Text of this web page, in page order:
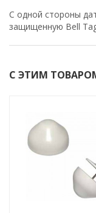
С одной стороны
защищенную Bell
С ЭТИМ